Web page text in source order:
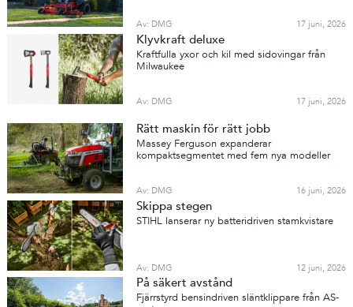
Av: DMG 17 juni, 2026
Klyvkraft deluxe
Kraftfulla yxor och kil med sidovingar från
Milwaukee
Av: DMG 17 juni, 2026
Rätt maskin för rätt jobb
Massey Ferguson expanderar
kompaktsegmentet med fem nya modeller
Av: DMG 16 juni, 2026
Skippa stegen
STIHL lanserar ny batteridriven stamkvistare
Av: DMG 12 juni, 2026
På säkert avstånd
Fjärrstyrd bensindriven släntklippare från AS-